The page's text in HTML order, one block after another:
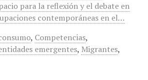
para la reflexión y el debate en
contemporáneas en el…
, Competencias,
emergentes, Migrantes,